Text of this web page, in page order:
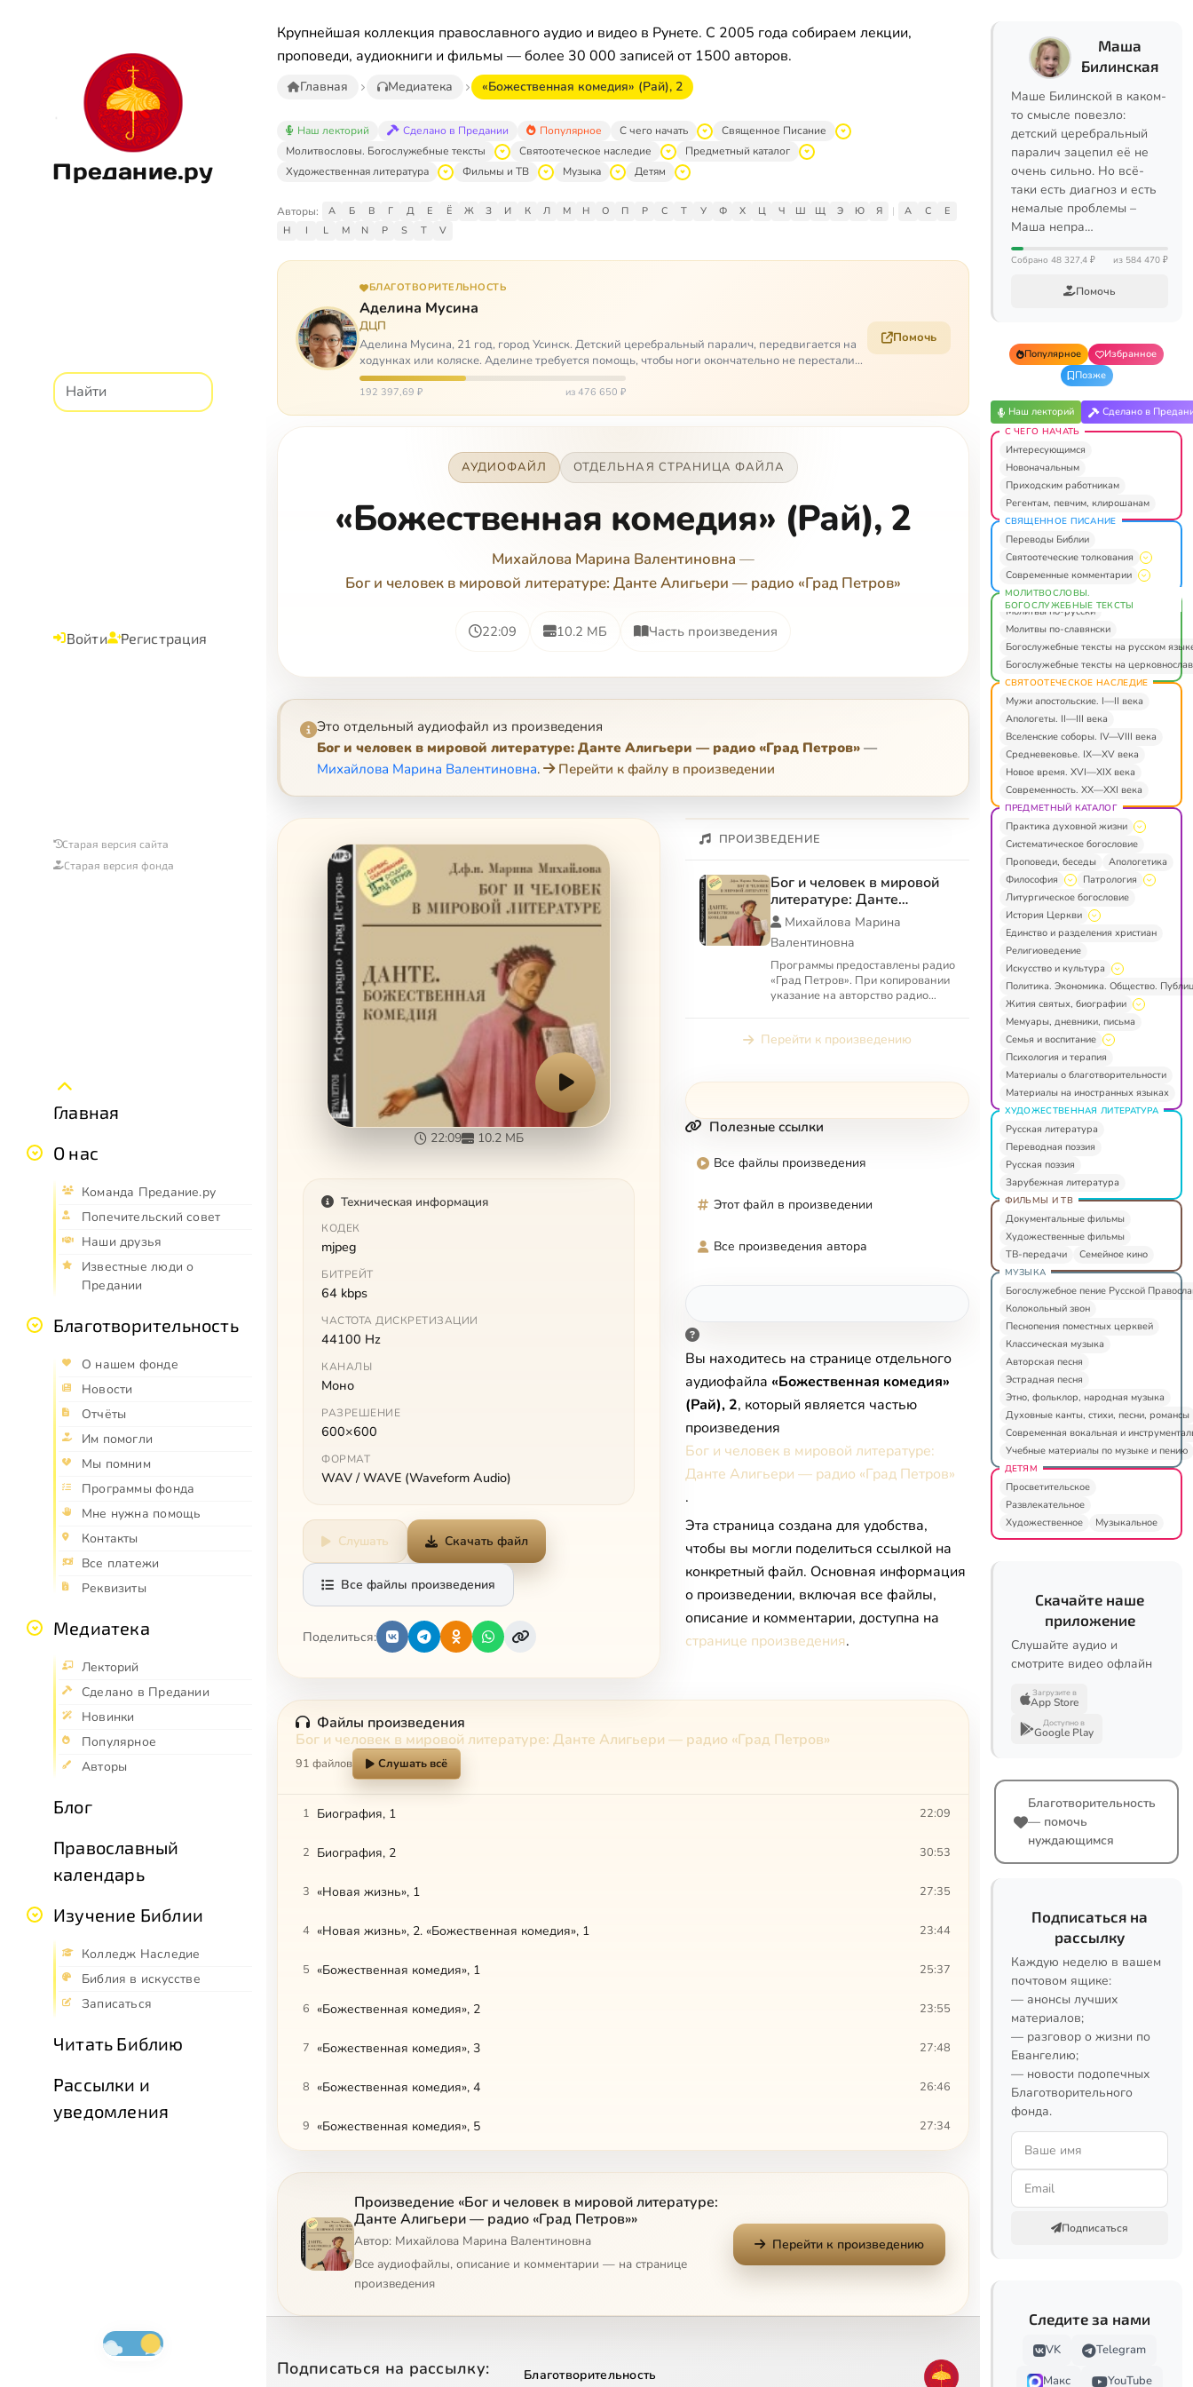
Предание.ру
Войти Регистрация
Старая версия сайта
Старая версия фонда
Главная
О нас
Команда Предание.ру
Попечительский совет
Наши друзья
Известные люди о
Предании
Благотворительность
О нашем фонде
Новости
Отчёты
Им помогли
Мы помним
Программы фонда
Мне нужна помощь
Контакты
Все платежи
Реквизиты
Медиатека
Лекторий
Сделано в Предании
Новинки
Популярное
Авторы
Блог
Православный
календарь
Изучение Библии
Колледж Наследие
Библия в искусстве
Записаться
Читать Библию
Рассылки и
уведомления
Крупнейшая коллекция православного аудио и видео в Рунете. С 2005 года собираем лекции,
проповеди, аудиокниги и фильмы — более 30 000 записей от 1500 авторов.
Главная Медиатека «Божественная комедия» (Рай), 2
Наш лекторий Сделано в Предании Популярное С чего начать
Священное Писание
Молитвословы. Богослужебные тексты
Святоотеческое наследие
Предметный каталог
Художественная литература
Фильмы и ТВ Музыка Детям
Авторы: А Б В Г Д Е Ё Ж З И К Л М Н О П Р С Т У Ф Х Ц Ч Ш Щ Э Ю Я | A C
E
H
I L M N P S T V
БЛАГОТВОРИТЕЛЬНОСТЬ
Аделина Мусина
ДЦП
Аделина Мусина, 21 год, город Усинск. Детский церебральный паралич, передвигается на
ходунках или коляске. Аделине требуется помощь, чтобы ноги окончательно не перестали
слушаться…
192 397,69 ₽ из 476 650 ₽
Помочь
АУДИОФАЙЛ ОТДЕЛЬНАЯ СТРАНИЦА ФАЙЛА
«Божественная комедия» (Рай), 2
Михайлова Марина Валентиновна —
Бог и человек в мировой литературе: Данте Алигьери — радио «Град Петров»
22:09 10.2 МБ Часть произведения
Это отдельный аудиофайл из произведения
Бог и человек в мировой литературе: Данте Алигьери — радио «Град Петров» —
Михайлова Марина Валентиновна. Перейти к файлу в произведении
22:09 10.2 МБ
Техническая информация
КОДЕК
mjpeg
БИТРЕЙТ
64 kbps
ЧАСТОТА ДИСКРЕТИЗАЦИИ
44100 Hz
КАНАЛЫ
Моно
РАЗРЕШЕНИЕ
600×600
ФОРМАТ
WAV / WAVE (Waveform Audio)
Слушать Скачать файл
Все файлы произведения
Поделиться:
ПРОИЗВЕДЕНИЕ
Бог и человек в мировой
литературе: Данте
Алигьери — радио «Град
Петров»
Михайлова Марина
Валентиновна
Программы предоставлены радио
«Град Петров». При копировании
указание на авторство радио
Перейти к произведению
Полезные ссылки
Все файлы произведения
Этот файл в произведении
Все произведения автора
Вы находитесь на странице отдельного
аудиофайла «Божественная комедия»
(Рай), 2, который является частью
произведения
Бог и человек в мировой литературе:
Данте Алигьери — радио «Град Петров»
.
Эта страница создана для удобства,
чтобы вы могли поделиться ссылкой на
конкретный файл. Основная информация
о произведении, включая все файлы,
описание и комментарии, доступна на
странице произведения.
Файлы произведения
Бог и человек в мировой литературе: Данте Алигьери — радио «Град Петров»
91 файлов Слушать всё
1 Биография, 1 22:09
2 Биография, 2 30:53
3 «Новая жизнь», 1 27:35
4 «Новая жизнь», 2. «Божественная комедия», 1 23:44
5 «Божественная комедия», 1 25:37
6 «Божественная комедия», 2 23:55
7 «Божественная комедия», 3 27:48
8 «Божественная комедия», 4 26:46
9 «Божественная комедия», 5 27:34
«Божественная комедия», 7
12 «Божественная комедия», 8 21:18
«Божественная комедия» (Ад), 1
14 «Божественная комедия» (Ад), 2 23:43
25:21
Произведение «Бог и человек в мировой литературе:
Данте Алигьери — радио «Град Петров»»
Автор: Михайлова Марина Валентиновна
Все аудиофайлы, описание и комментарии — на странице
произведения
Перейти к произведению
Подписаться на рассылку: Благотворительность
Маша
Билинская
Маше Билинской в каком-
то смысле повезло:
детский церебральный
паралич зацепил её не
очень сильно. Но всё-
таки есть диагноз и есть
немалые проблемы –
Маша непра…
Собрано 48 327,4 ₽ из 584 470 ₽
Помочь
Популярное
Избранное
Позже
Наш лекторий Сделано в
С ЧЕГО НАЧАТЬ
Интересующимся
Новоначальным
Приходским работникам
Регентам, певчим, клирошанам
СВЯЩЕННОЕ ПИСАНИЕ
Переводы Библии
Святоотеческие толкования
Современные комментарии
МОЛИТВОСЛОВЫ.
БОГОСЛУЖЕБНЫЕ ТЕКСТЫ
Молитвы по-русски
Молитвы по-славянски
Богослужебные тексты на русском
Богослужебные тексты на
СВЯТООТЕЧЕСКОЕ НАСЛЕДИЕ
Мужи апостольские. I—II века
Апологеты. II—III века
Вселенские соборы. IV—VIII века
Средневековье. IX—XV века
Новое время. XVI—XIX века
Современность. XX—XXI века
ПРЕДМЕТНЫЙ КАТАЛОГ
Практика духовной жизни
Систематическое богословие
Проповеди, беседы
Апологетика
Философия
Патрология
Литургическое богословие
История Церкви
Единство и разделения христиан
Религиоведение
Искусство и культура
Политика. Экономика. Общество.
Жития святых, биографии
Мемуары, дневники, письма
Семья и воспитание
Психология и терапия
Материалы о благотворительности
Материалы на иностранных языках
ХУДОЖЕСТВЕННАЯ ЛИТЕРАТУРА
Русская литература
Переводная поэзия
Русская поэзия
Зарубежная литература
ФИЛЬМЫ И ТВ
Документальные фильмы
Художественные фильмы
ТВ-передачи
Семейное кино
МУЗЫКА
Богослужебное пение Русской
Колокольный звон
Песнопения поместных церквей
Классическая музыка
Авторская песня
Эстрадная песня
Этно, фольклор, народная музыка
Духовные канты, стихи, песни, романсы
Современная вокальная и
Учебные материалы по музыке и пению
ДЕТЯМ
Просветительское
Развлекательное
Художественное
Музыкальное
Скачайте наше
приложение
Слушайте аудио и
смотрите видео офлайн
Загрузите в
App Store
Доступно в
Google Play
Благотворительность
— помочь
нуждающимся
Подписаться на
рассылку
Каждую неделю в вашем
почтовом ящике:
— анонсы лучших
материалов;
— разговор о жизни по
Евангелию;
— новости подопечных
Благотворительного
фонда.
Подписаться
Следите за нами
VK
Telegram
Макс
YouTube